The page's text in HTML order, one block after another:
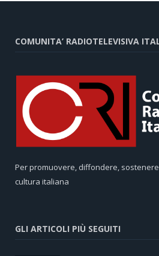
COMUNITA’ RADIOTELEVISIVA
Per promuovere, diffondere,
cultura italiana
GLI ARTICOLI PIÙ SEGUITI